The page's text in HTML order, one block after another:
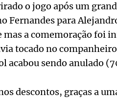
o jogo após um
Fernandes para
a comemoração foi
tocado no
acabou sendo anulado
descontos, graças a